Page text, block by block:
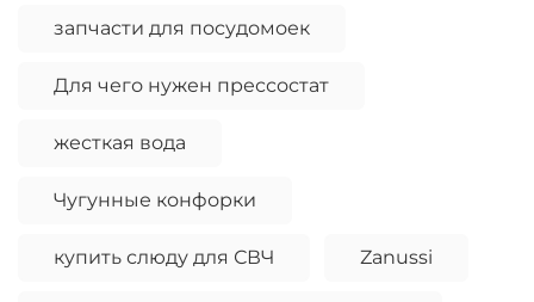
запчасти для посудомоек
Для чего нужен прессостат
жесткая вода
Чугунные конфорки
купить слюду для СВЧ Zanussi